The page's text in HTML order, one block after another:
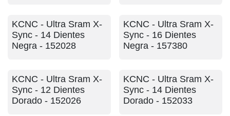
KCNC - Ultra Sram X-
Sync - 14 Dientes
Negra - 152028
KCNC - Ultra Sram X-
Sync - 16 Dientes
Negra - 157380
KCNC - Ultra Sram X-
Sync - 12 Dientes
Dorado - 152026
KCNC - Ultra Sram X-
Sync - 14 Dientes
Dorado - 152033